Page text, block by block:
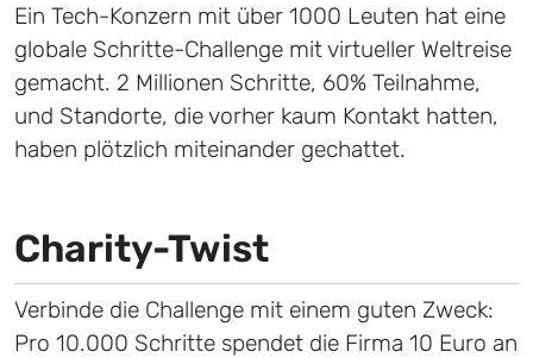
Ein Tech-Konzern mit über 1000 Leuten hat eine
globale Schritte-Challenge mit virtueller Weltreise
gemacht. 2 Millionen Schritte, 60% Teilnahme,
und Standorte, die vorher kaum Kontakt hatten,
haben plötzlich miteinander gechattet.
Charity-Twist
Verbinde die Challenge mit einem guten Zweck:
Pro 10.000 Schritte spendet die Firma 10 Euro an